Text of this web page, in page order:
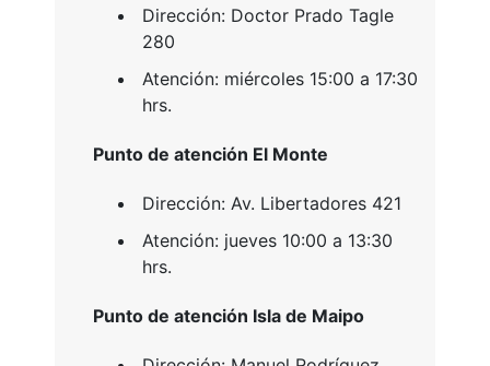
Dirección: Doctor Prado Tagle
280
Atención: miércoles 15:00 a 17:30
hrs.
Punto de atención El Monte
Dirección: Av. Libertadores 421
Atención: jueves 10:00 a 13:30
hrs.
Punto de atención Isla de Maipo